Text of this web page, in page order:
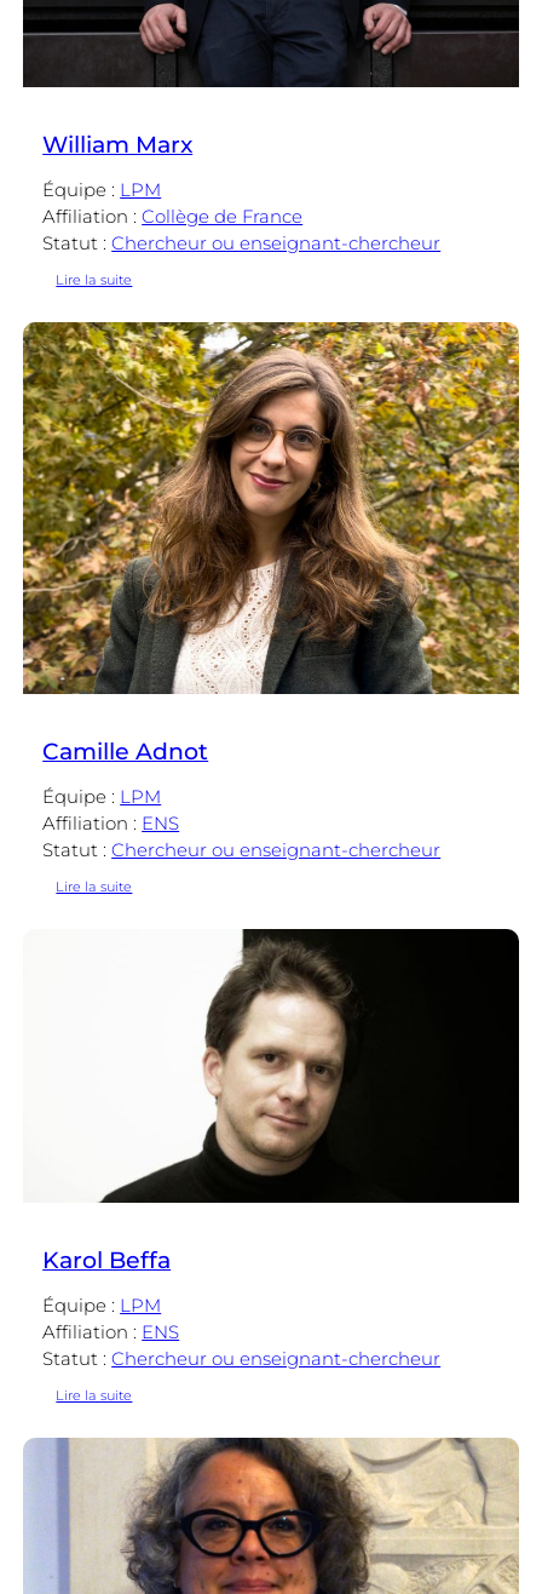
William Marx
Équipe : LPM
Affiliation :Collège de France
Statut :Chercheur ou enseignant-chercheur
Lire la suite
Camille Adnot
Équipe : LPM
Affiliation : ENS
Statut :Chercheur ou enseignant-chercheur
Lire la suite
Karol Beffa
Équipe : LPM
Affiliation : ENS
Statut :Chercheur ou enseignant-chercheur
Lire la suite